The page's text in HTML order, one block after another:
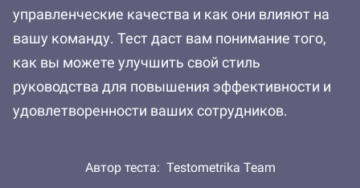
управленческие качества и как они влияют на
вашу команду. Тест даст вам понимание того,
как вы можете улучшить свой стиль
руководства для повышения эффективности и
удовлетворенности ваших сотрудников.
Автор теста: Testometrika Team